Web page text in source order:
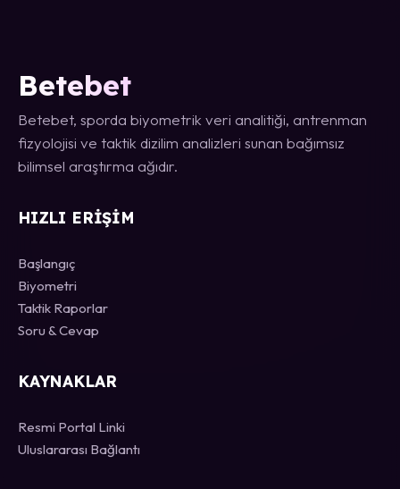
Betebet
Betebet, sporda biyometrik veri analitiği, antrenman
fizyolojisi ve taktik dizilim analizleri sunan bağımsız
bilimsel araştırma ağıdır.
HIZLI ERIŞIM
Başlangıç
Biyometri
Taktik Raporlar
Soru & Cevap
KAYNAKLAR
Resmi Portal Linki
Uluslararası Bağlantı